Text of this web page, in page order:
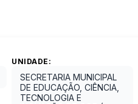
UNIDADE:
SECRETARIA MUNICIPAL
DE EDUCAÇÃO, CIÊNCIA,
TECNOLOGIA E